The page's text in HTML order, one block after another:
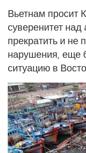
Вьетнам просит
суверенитет
прекратить и не
нарушения, еще
ситуацию в